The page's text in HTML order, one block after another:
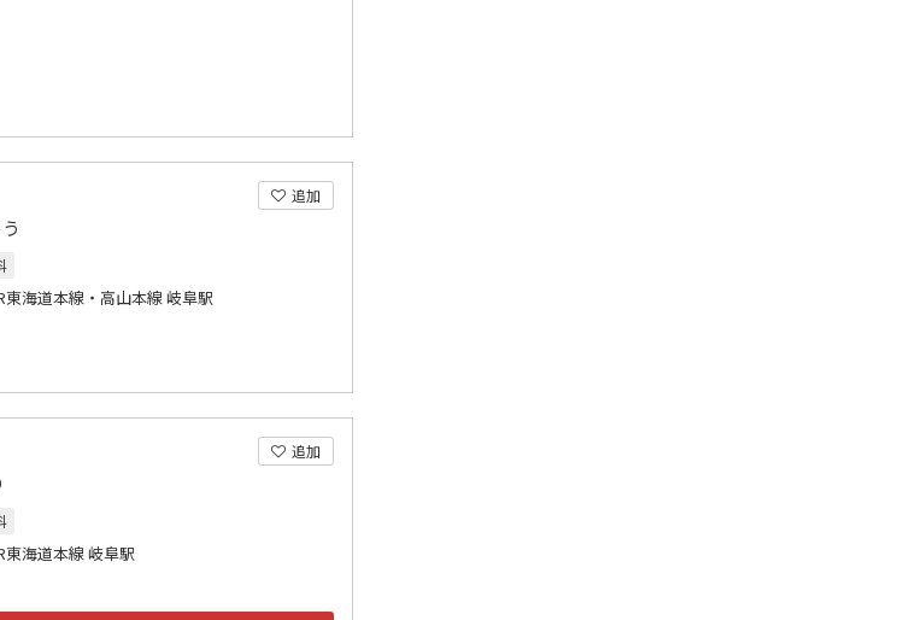
追加
海道本線・高山本線 岐阜駅
追加
海道本線 岐阜駅